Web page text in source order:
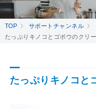
TOP サポートチャンネル
たっぷりキノコとゴボウのクリ
たっぷりキノコと